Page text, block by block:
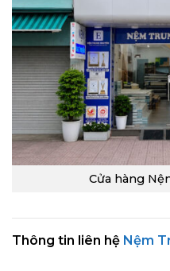
Cửa hàng
Thông tin liên hệ Nệm